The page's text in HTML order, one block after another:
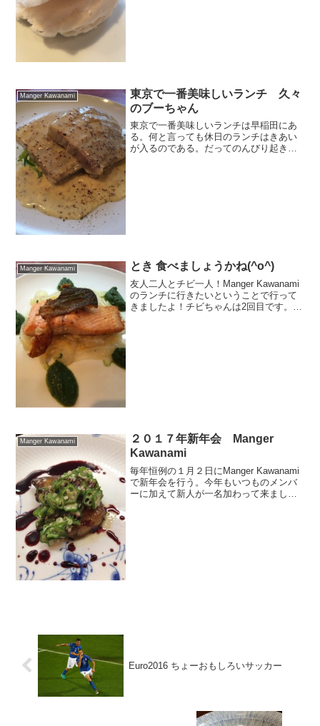
Manger Kawanami
東京で一番美味しいランチ 久々
のブーちゃん
東京で一番美味しいランチは早稲田にあ
る。何と言っても休日のランチはきあい
が入るのである。だってのんびり起きて
Manger Kawanami とき 食べましょうかね(^o^)
友人二人とチビ一人！Manger Kawanami
のランチに行きたいということで行って
きましたよ！チビちゃんは2回目です。さ
Manger Kawanami
２０１７年新年会 Manger
Kawanami
毎年恒例の１月２日にManger Kawanami
で新年会を行う。今年もいつものメンバ
ーに加えて新人が一名加わって来まし
Euro2016 ちょーおもしろいサッカー